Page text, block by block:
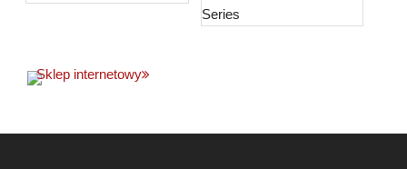
Sklep internetowy